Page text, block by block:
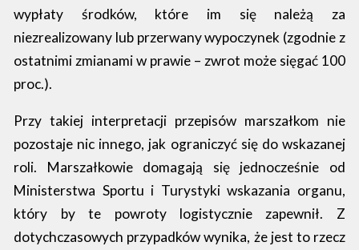
wypłaty środków, które im się należą za
niezrealizowany lub przerwany wypoczynek (zgodnie z
ostatnimi zmianami w prawie – zwrot może sięgać 100
proc.).
Przy takiej interpretacji przepisów marszałkom nie
pozostaje nic innego, jak ograniczyć się do wskazanej
roli. Marszałkowie domagają się jednocześnie od
Ministerstwa Sportu i Turystyki wskazania organu,
który by te powroty logistycznie zapewnił. Z
dotychczasowych przypadków wynika, że jest to rzecz